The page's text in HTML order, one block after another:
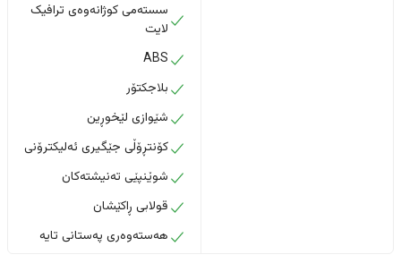
سستەمی کوژانەوەی ترافیک
لایت
ABS
بلاجکتۆر
شێوازی لێخوڕین
کۆنتڕۆڵی جێگیری ئەلیکترۆنی
شوێنپێی تەنیشتەکان
قولابی ڕاکێشان
هەستەوەری پەستانی تایە